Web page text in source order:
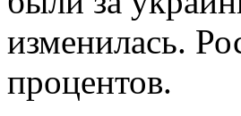
изменилась.
процентов.